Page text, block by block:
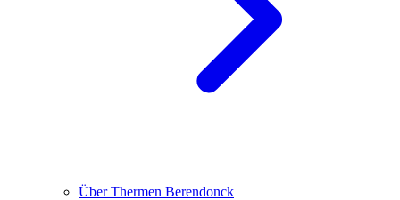
Über Thermen Berendonck